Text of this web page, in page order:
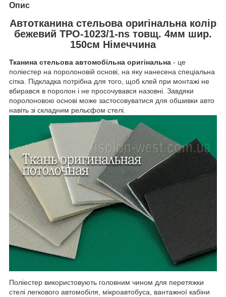
Опис
Автотканина стельова оригінальна колір
бежевий ТРО-1023/1-ns товщ. 4мм шир.
150см Німеччина
Тканина стельова автомобільна оригінальна - це
поліестер на поролоновій основі, на яку нанесена спеціальна
сітка. Підкладка потрібна для того, щоб клей при монтажі не
вбирався в поролон і не просочувався назовні. Завдяки
поролоновою основі може застосовуватися для обшивки авто
навіть зі складним рельєфом стелі.
Поліестер використовують головним чином для перетяжки
стелі легкового автомобіля, мікроавтобуса, вантажної кабіни